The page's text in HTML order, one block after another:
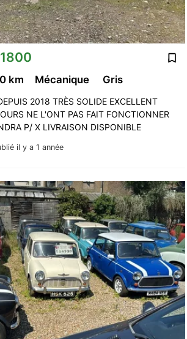
il y a 1 année
km Mécanique Gris
2018 TRÈS SOLIDE EXCELLENT
NE L'ONT PAS FAIT FONCTIONNER
P/ X LIVRAISON DISPONIBLE